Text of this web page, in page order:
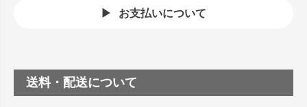
お支払いについて
送料・配送について